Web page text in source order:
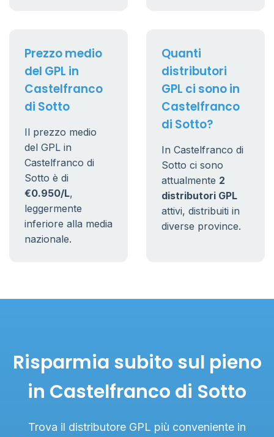
Prezzo medio
del GPL in
Castelfranco
di Sotto
Il prezzo medio
del GPL in
Castelfranco di
Sotto è di
€0.950/L,
leggermente
inferiore alla media
nazionale.
Quanti
distributori
GPL ci sono in
Castelfranco
di Sotto?
In Castelfranco di
Sotto ci sono
attualmente 2
distributori GPL
attivi, distribuiti in
diverse province.
Risparmia subito sul pieno
in Castelfranco di Sotto
Trova il distributore GPL più conveniente in